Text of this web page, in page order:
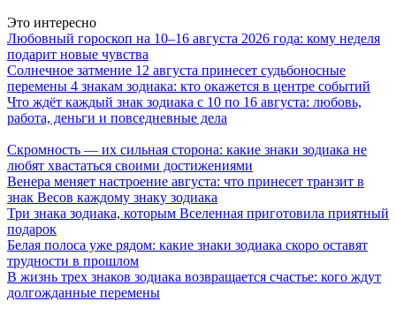
Это интересно
Любовный гороскоп на 10–16 августа 2026 года: кому неделя
подарит новые чувства
Солнечное затмение 12 августа принесет судьбоносные
перемены 4 знакам зодиака: кто окажется в центре событий
Что ждёт каждый знак зодиака с 10 по 16 августа: любовь,
работа, деньги и повседневные дела
Скромность — их сильная сторона: какие знаки зодиака не
любят хвастаться своими достижениями
Венера меняет настроение августа: что принесет транзит в
знак Весов каждому знаку зодиака
Три знака зодиака, которым Вселенная приготовила приятный
подарок
Белая полоса уже рядом: какие знаки зодиака скоро оставят
трудности в прошлом
В жизнь трех знаков зодиака возвращается счастье: кого ждут
долгожданные перемены